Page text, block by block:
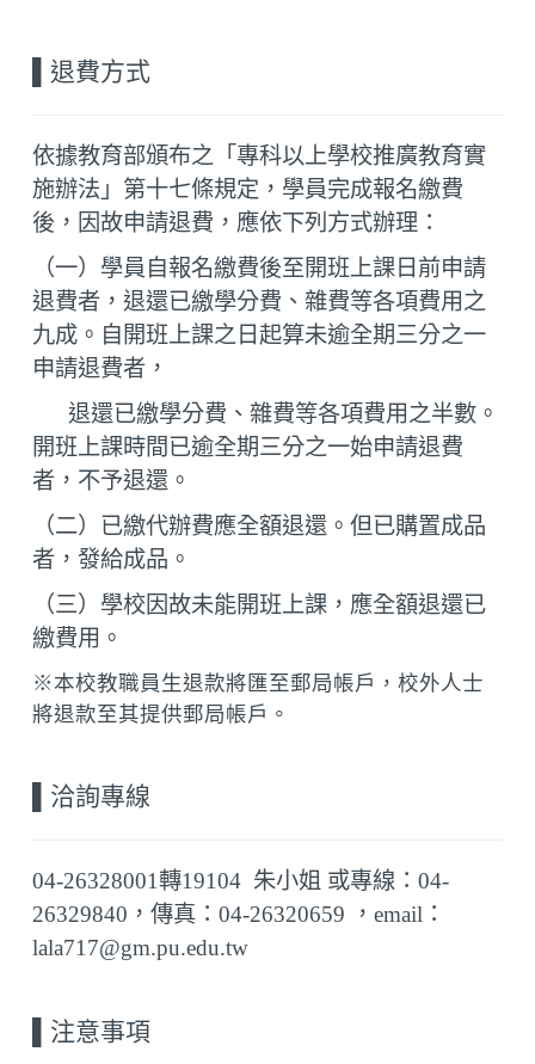
退費方式
依據教育部頒布之「專科以上學校推廣教育實
施辦法」第十七條規定，學員完成報名繳費
後，因故申請退費，應依下列方式辦理：
（一）學員自報名繳費後至開班上課日前申請
退費者，退還已繳學分費、雜費等各項費用之
九成。自開班上課之日起算未逾全期三分之一
申請退費者，
退還已繳學分費、雜費等各項費用之半數。
開班上課時間已逾全期三分之一始申請退費
者，不予退還。
（二）已繳代辦費應全額退還。但已購置成品
者，發給成品。
（三）學校因故未能開班上課，應全額退還已
繳費用。
※本校教職員生退款將匯至郵局帳戶，校外人士
將退款至其提供郵局帳戶。
洽詢專線
04-26328001轉19104 朱小姐 或專線 ：04-
26329840， 傳真： 04-26320659 ， email ：
lala717@gm.pu.edu.tw
注意事項